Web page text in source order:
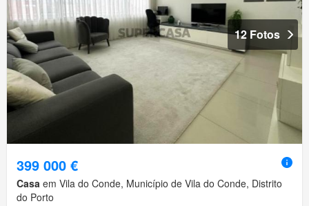
12 Fotos
399 000 €
Casa em Vila do Conde, Município de Vila do Conde, Distrito
do Porto